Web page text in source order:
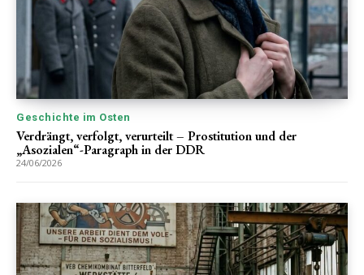
Geschichte im Osten
Verdrängt, verfolgt, verurteilt – Prostitution und der
„Asozialen“-Paragraph in der DDR
24/06/2026